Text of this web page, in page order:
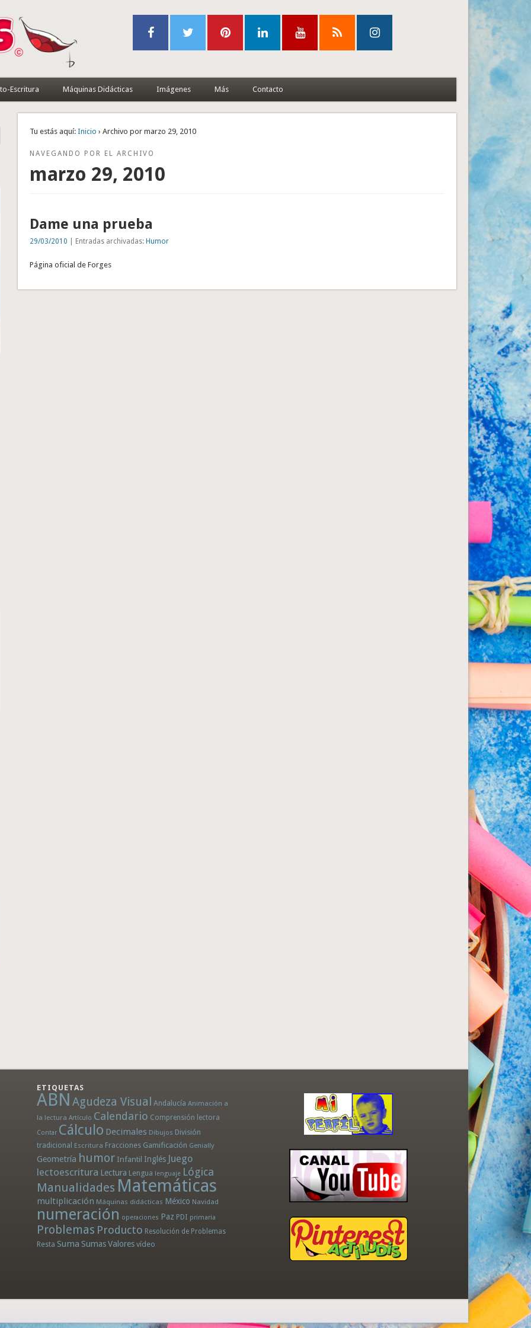
Escritura Máquinas Didácticas Imágenes Más Contacto
Tu estás aquí: Inicio › Archivo por marzo 29, 2010
NAVEGANDO POR EL ARCHIVO
marzo 29, 2010
Dame una prueba
29/03/2010 | Entradas archivadas:Humor
Página oficial de Forges
ETIQUETAS
ABN Agudeza Visual Andalucía Animación a
la lectura Artículo Calendario Comprensión lectora
Contar Cálculo Decimales Dibujos División
tradicional Escritura Fracciones Gamificación Genially
Geometría humor Infantil Inglés Juego
lectoescritura Lectura Lengua lenguaje Lógica
Manualidades Matemáticas
multiplicación Máquinas didácticas México Navidad
numeración operaciones Paz PDI primaria
Problemas Producto Resolución de Problemas
Resta Suma SumasValores vídeo